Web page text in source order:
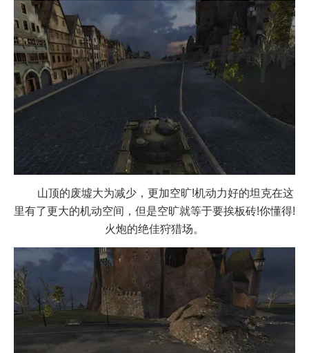
山顶的废墟大为减少，更加空旷!机动力好的坦克在这
里有了更大的机动空间，但是空旷就等于要挨板砖!你懂得!
火炮的绝佳狩猎场。